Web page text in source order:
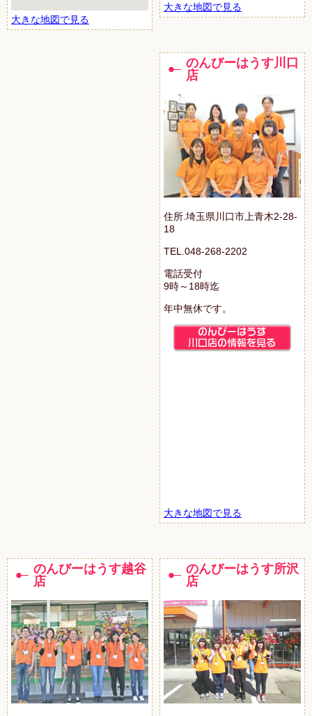
大きな地図で見る
大きな地図で見る
のんびーはうす川口
店
住所.埼玉県川口市上青木2-28-
18
TEL.048-268-2202
電話受付
9時～18時迄
年中無休です。
大きな地図で見る
のんびーはうす越谷
店
のんびーはうす所沢
店